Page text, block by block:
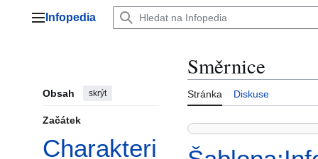
Hlavní menu
Infopedia
Obsah skrýt
Začátek
Charakteri
Směrnice
Stránka Diskuse